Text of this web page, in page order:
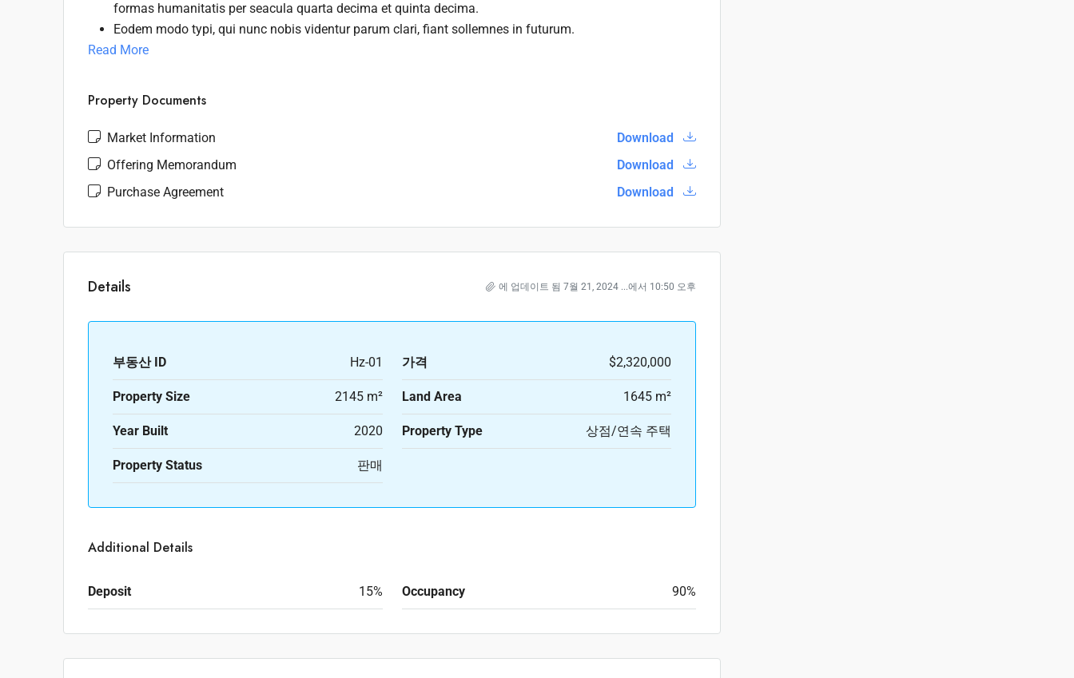
formas humanitatis per seacula quarta decima et quinta decima.
Eodem modo typi, qui nunc nobis videntur parum clari, fiant sollemnes in futurum.
Read More
Property Documents
Market Information
Download
Offering Memorandum
Download
Purchase Agreement
Download
Details 에 업데이트 됨 7월 21, 2024 ...에서 10:50 오후
부동산 ID Hz-01 가격 $2,320,000
Property Size 2145 m² Land Area 1645 m²
Year Built 2020 Property Type 상점/연속 주택
Property Status 판매
Additional Details
Deposit 15% Occupancy 90%